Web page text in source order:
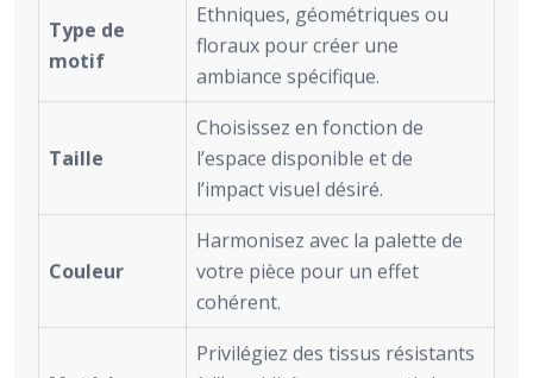
Type de
motif
Ethniques, géométriques ou
floraux pour créer une
ambiance spécifique.
Taille
Choisissez en fonction de
l’espace disponible et de
l’impact visuel désiré.
Couleur
Harmonisez avec la palette de
votre pièce pour un effet
cohérent.
Privilégiez des tissus résistants